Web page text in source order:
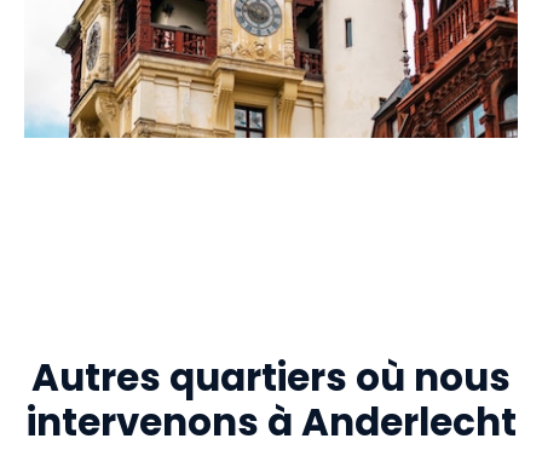
Autres quartiers où nous
intervenons à Anderlecht